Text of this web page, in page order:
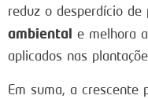
reduz o desperdício
ambiental e melhora
aplicados nas
Em suma, a crescente